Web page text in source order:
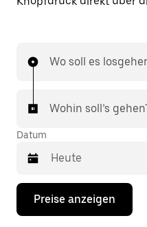
Wo soll es
Wohin soll’s
Datum
Drücke
Nach-
Preise anzeigen